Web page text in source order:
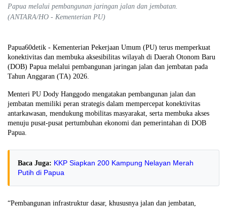
Papua melalui pembangunan jaringan jalan dan jembatan.
(ANTARA/HO - Kementerian PU)
Papua60detik - Kementerian Pekerjaan Umum (PU) terus memperkuat
konektivitas dan membuka aksesibilitas wilayah di Daerah Otonom Baru
(DOB) Papua melalui pembangunan jaringan jalan dan jembatan pada
Tahun Anggaran (TA) 2026.
Menteri PU Dody Hanggodo mengatakan pembangunan jalan dan
jembatan memiliki peran strategis dalam mempercepat konektivitas
antarkawasan, mendukung mobilitas masyarakat, serta membuka akses
menuju pusat-pusat pertumbuhan ekonomi dan pemerintahan di DOB
Papua.
Baca Juga: KKP Siapkan 200 Kampung Nelayan Merah
Putih di Papua
“Pembangunan infrastruktur dasar, khususnya jalan dan jembatan,